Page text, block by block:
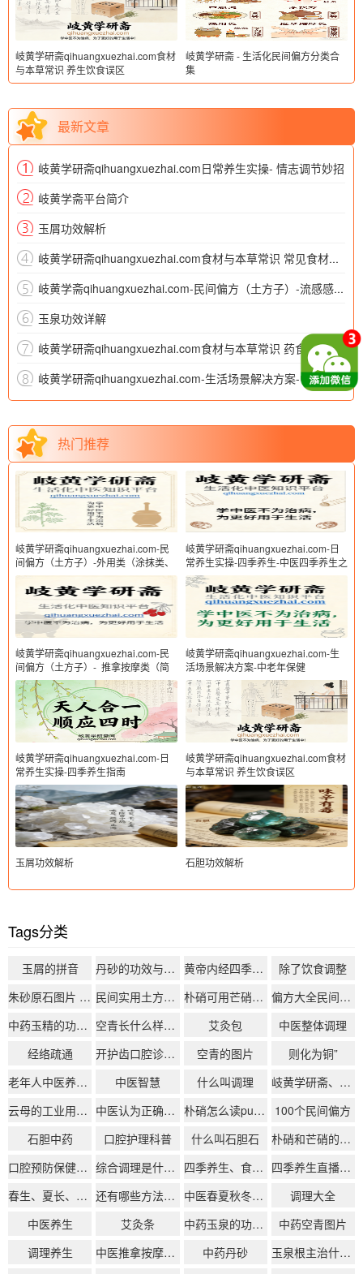
岐黄学研斋qihuangxuezhai.com食材
与本草常识 养生饮食误区
岐黄学研斋 - 生活化民间偏方分类合
集
最新文章
岐黄学研斋qihuangxuezhai.com日常养生实操- 情志调节妙招
岐黄学斋平台简介
玉屑功效解析
岐黄学研斋qihuangxuezhai.com食材与本草常识 常见食材养生
岐黄学斋qihuangxuezhai.com-民间偏方（土方子）-流感感冒（3）
玉泉功效详解
岐黄学研斋qihuangxuezhai.com食材与本草常识 药食同源食材
岐黄学研斋qihuangxuezhai.com-生活场景解决方案-中老年保健
热门推荐
岐黄学研斋qihuangxuezhai.com-民
间偏方（土方子）-外用类（涂抹类、
热敷类、熏洗类、艾灸 / 拔罐相关偏
方等）
岐黄学研斋qihuangxuezhai.com-日
常养生实操-四季养生-中医四季养生之
春夏秋冬
岐黄学研斋qihuangxuezhai.com-民
间偏方（土方子）- 推拿按摩类（简
易穴位按摩偏方、经络梳理土方等）
岐黄学研斋qihuangxuezhai.com-生
活场景解决方案-中老年保健
岐黄学研斋qihuangxuezhai.com-日
常养生实操-四季养生指南
岐黄学研斋qihuangxuezhai.com食材
与本草常识 养生饮食误区
玉屑功效解析 石胆功效解析
Tags分类
玉屑的拼音 丹砂的功效与作用 黄帝内经四季养生原文
除了饮食调整
朱砂原石图片 丹砂用来做什么
民间实用土方偏方 朴硝可用芒硝代替吗
偏方大全民间偏方大全中医偏方
中药玉精的功效与作用
空青长什么样子图片 艾灸包
中医整体调理
经络疏通
开护齿口腔诊所(个体工商户)的营业执照办理流程 空青的图片
则化为铜”
老年人中医养生课0元
中医智慧 什么叫调理
岐黄学研斋、生活化中医、中医日常养生
云母的工业用途是什么
中医认为正确的四季养生是 朴硝怎么读pu还是po
100个民间偏方
石胆中药
口腔护理科普 什么叫石胆石
朴硝和芒硝的区别
口腔预防保健推广
综合调理是什么意思 四季养生、食疗药膳、经络按摩
四季养生直播免费观看
春生、夏长、秋收、冬藏
还有哪些方法可以减轻熬夜对牙齿的伤害？ 中医春夏秋冬四季起居
调理大全
中医养生
艾灸条 中药玉泉的功效与作用
中药空青图片
调理养生
中医推拿按摩30种手法 中药丹砂
玉泉根主治什么病